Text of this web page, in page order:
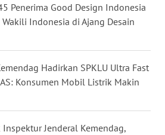
Penerima Good Design Indonesia
Indonesia di Ajang Desain
Hadirkan SPKLU Ultra Fast
Konsumen Mobil Listrik Makin
Jenderal Kemendag,